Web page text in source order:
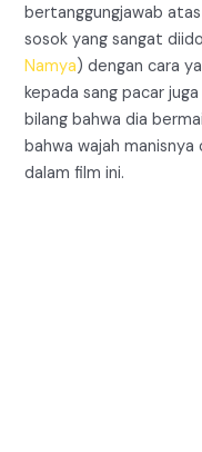
bertanggungjawab
sosok yang sangat
Namya) dengan cara
kepada sang pacar
bilang bahwa dia
bahwa wajah
dalam film ini.